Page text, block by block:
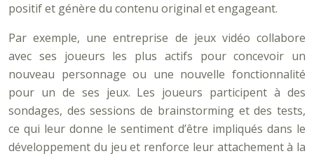
positif et génère du contenu original et engageant.
Par exemple, une entreprise de jeux vidéo collabore
avec ses joueurs les plus actifs pour concevoir un
nouveau personnage ou une nouvelle fonctionnalité
pour un de ses jeux. Les joueurs participent à des
sondages, des sessions de brainstorming et des tests,
ce qui leur donne le sentiment d’être impliqués dans le
développement du jeu et renforce leur attachement à la